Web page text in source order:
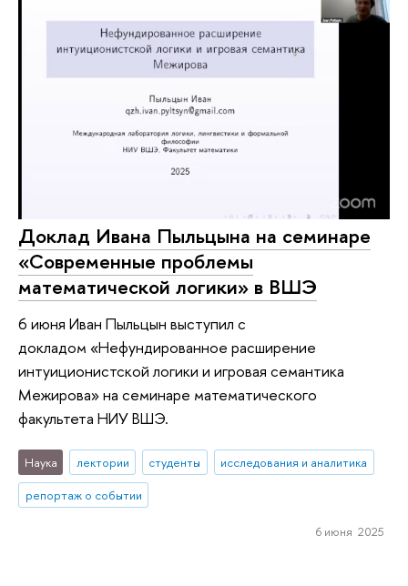
Доклад Ивана Пыльцына на семинаре
«‎Современные проблемы
математической логики» в ВШЭ
6 июня Иван Пыльцын выступил с
докладом «‎Нефундированное расширение
интуиционистской логики и игровая семантика
Межирова» на семинаре математического
факультета НИУ ВШЭ.
Наука лектории студенты
исследования и аналитика
репортаж о событии
6 июня 2025